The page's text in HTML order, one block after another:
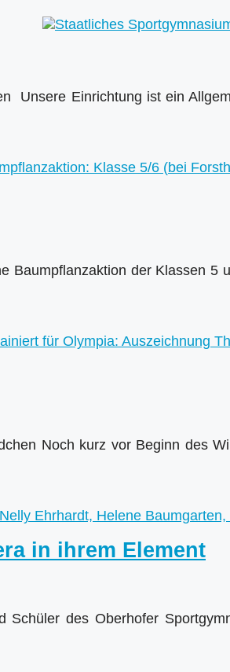
Unsere Einrichtung ist ein
Baumpflanzaktion der Klassen
Noch kurz vor Beginn des
in ihrem Element
des Oberhofer